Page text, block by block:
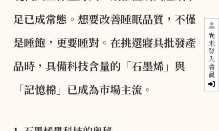
尚
未
登
入
會
員
足已成常態。想要改善睡眠品質，不僅
是睡飽，更要睡對。在挑選寢具批發產
品時，具備科技含量的「石墨烯」與
「記憶棉」已成為市場主流。